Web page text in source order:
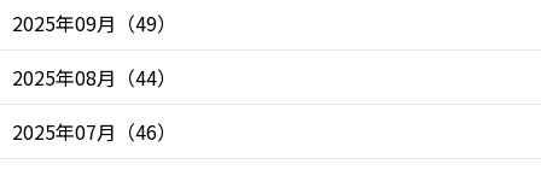
2025年09月 （49）
2025年08月 （44）
2025年07月 （46）